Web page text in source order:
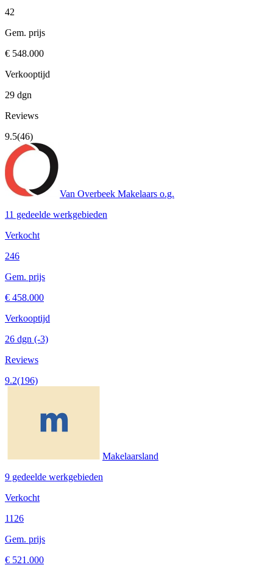
42
Gem. prijs
€ 548.000
Verkooptijd
29 dgn
Reviews
9.5(46)
Van Overbeek Makelaars o.g.
11 gedeelde werkgebieden
Verkocht
246
Gem. prijs
€ 458.000
Verkooptijd
26 dgn (-3)
Reviews
9.2(196)
Makelaarsland
9 gedeelde werkgebieden
Verkocht
1126
Gem. prijs
€ 521.000